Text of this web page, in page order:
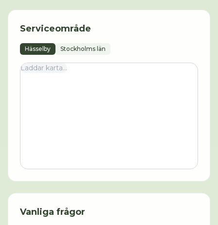
Serviceområde
Hässelby Stockholms län
Laddar karta...
Vanliga frågor